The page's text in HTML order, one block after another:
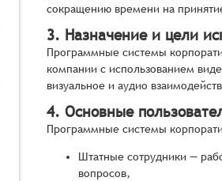
сокращению времени на
3. Назначение и цели
Программные системы
компании с использованием
визуальное и аудио
4. Основные
Программные системы
Штатные сотрудники —
вопросов,